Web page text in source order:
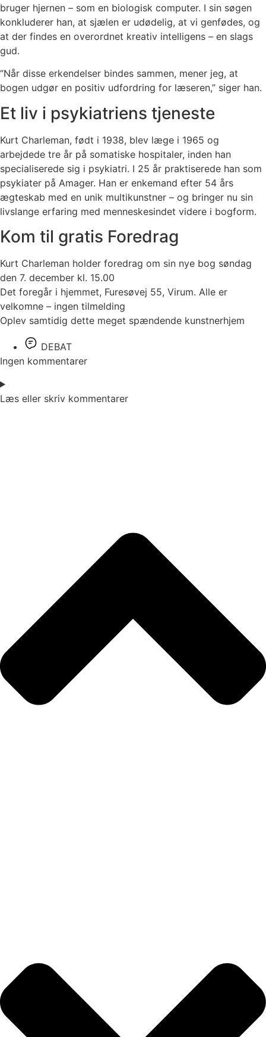
bruger hjernen – som en biologisk computer. I sin søgen
konkluderer han, at sjælen er udødelig, at vi genfødes, og
at der findes en overordnet kreativ intelligens – en slags
gud.
“Når disse erkendelser bindes sammen, mener jeg, at
bogen udgør en positiv udfordring for læseren,” siger han.
Et liv i psykiatriens tjeneste
Kurt Charleman, født i 1938, blev læge i 1965 og
arbejdede tre år på somatiske hospitaler, inden han
specialiserede sig i psykiatri. I 25 år praktiserede han som
psykiater på Amager. Han er enkemand efter 54 års
ægteskab med en unik multikunstner – og bringer nu sin
livslange erfaring med menneskesindet videre i bogform.
Kom til gratis Foredrag
Kurt Charleman holder foredrag om sin nye bog søndag
den 7. december kl. 15.00
Det foregår i hjemmet, Furesøvej 55, Virum. Alle er
velkomne – ingen tilmelding
Oplev samtidig dette meget spændende kunstnerhjem
DEBAT
Ingen kommentarer
Læs eller skriv kommentarer